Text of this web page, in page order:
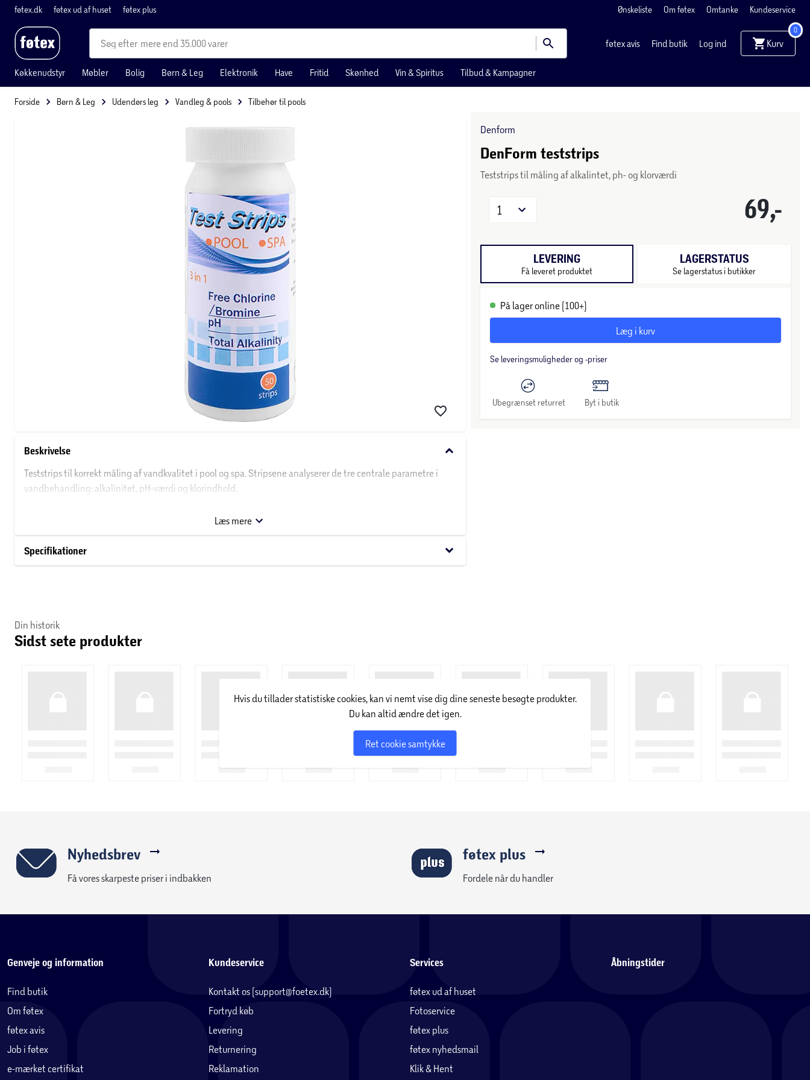
føtex.dk føtex ud af huset føtex plus Ønskeliste Om føtex Omtanke Kundeservice
mere end 35.000 varer føtex avis Find butik Log ind Kurv
0
Køkkenudstyr Møbler Bolig Børn & Leg Elektronik Have Fritid Skønhed Vin & Spiritus Tilbud & Kampagner
Forside Børn & Leg Udendørs leg Vandleg & pools Tilbehør til pools
Beskrivelse keyboard_arrow_down
Teststrips til korrekt måling af vandkvalitet i pool og spa. Stripsene analyserer de tre centrale parametre i
vandbehandling: alkalinitet, pH-værdi og klorindhold.
Total alkalinitet: Viser vandets bufferkapacitet og evne til at stabilisere pH-niveauet. Korrekt
alkalinitet stabiliserer pH-værdien.
Klorværdi (fri klor): Måler mængden af aktivt desinfektionsmiddel i vandet. Korrekt klorniveau sikrer
Læs mere
Specifikationer keyboard_arrow_down
Denform
DenForm teststrips
Teststrips til måling af alkalintet, ph- og klorværdi
69,-
1
LEVERING
Få leveret produktet
LAGERSTATUS
Se lagerstatus i butikker
På lager online (100+)
Læg i kurv
Se leveringsmuligheder og -priser
Ubegrænset returret Byt i butik
Din historik
Sidst sete produkter
Hvis du tillader statistiske cookies, kan vi nemt vise dig dine seneste besøgte produkter.
Du kan altid ændre det igen.
Ret cookie samtykke
Nyhedsbrev
Få vores skarpeste priser i indbakken
føtex plus
Fordele når du handler
Genveje og information
Find butik
Om føtex
føtex avis
Job i føtex
e-mærket certifikat
Kundeservice
Kontakt os (support@foetex.dk)
Fortryd køb
Levering
Returnering
Reklamation
Services
føtex ud af huset
Fotoservice
føtex plus
føtex nyhedsmail
Klik & Hent
Åbningstider